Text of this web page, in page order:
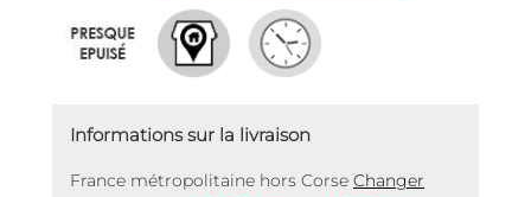
Informations sur la livraison
France métropolitaine hors Corse Changer